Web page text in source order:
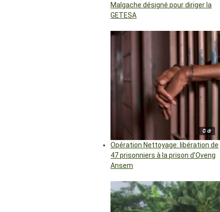
Malgache désigné pour diriger la
GETESA
© dr
Opération Nettoyage: libération de
47 prisonniers à la prison d’Oveng
Ansem